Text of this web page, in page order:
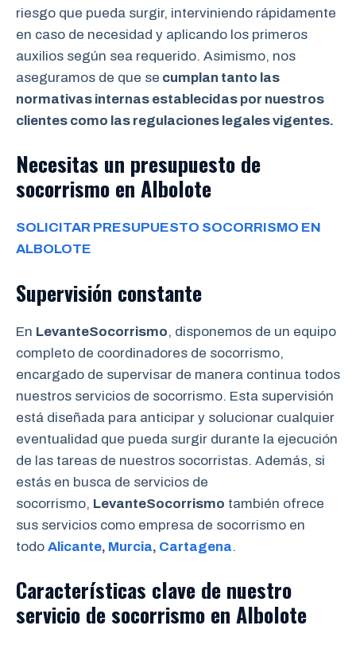
riesgo que pueda surgir, interviniendo rápidamente
en caso de necesidad y aplicando los primeros
auxilios según sea requerido. Asimismo, nos
aseguramos de que se cumplan tanto las
normativas internas establecidas por nuestros
clientes como las regulaciones legales vigentes.
Necesitas un presupuesto de
socorrismo en Albolote
SOLICITAR PRESUPUESTO SOCORRISMO EN
ALBOLOTE
Supervisión constante
En LevanteSocorrismo, disponemos de un equipo
completo de coordinadores de socorrismo,
encargado de supervisar de manera continua todos
nuestros servicios de socorrismo. Esta supervisión
está diseñada para anticipar y solucionar cualquier
eventualidad que pueda surgir durante la ejecución
de las tareas de nuestros socorristas. Además, si
estás en busca de servicios de
socorrismo, LevanteSocorrismo también ofrece
sus servicios como empresa de socorrismo en
todo Alicante, Murcia, Cartagena.
Características clave de nuestro
servicio de socorrismo en Albolote